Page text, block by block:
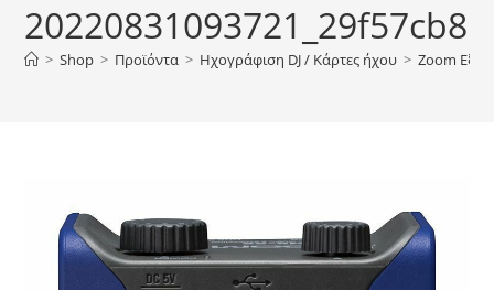
20220831093721_29f57cb8
> Shop > Προϊόντα > Ηχογράφιση DJ / Κάρτες ήχου > Zoom